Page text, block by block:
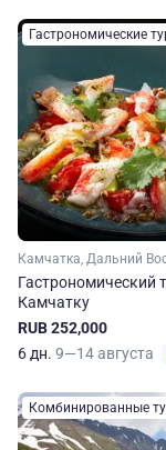
Гастрономические
Камчатка, Дальний
Гастрономический
Камчатку
RUB 252,000
6 дн. 9—14 августа
Комбинированные